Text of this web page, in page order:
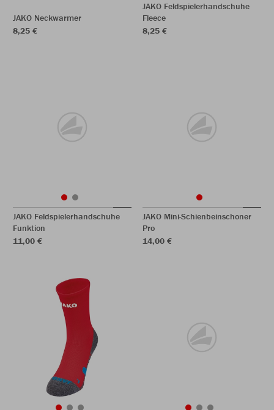
JAKO Neckwarmer
8,25 €
JAKO Feldspielerhandschuhe
Fleece
8,25 €
JAKO Feldspielerhandschuhe
Funktion
11,00 €
JAKO Mini-Schienbeinschoner
Pro
14,00 €